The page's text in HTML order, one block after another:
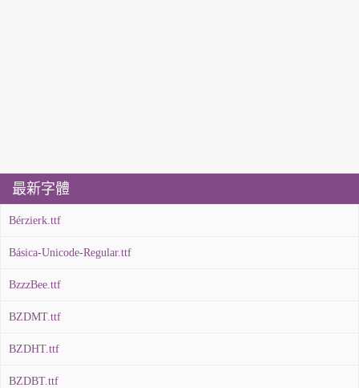
最新字體
Bérzierk.ttf
Básica-Unicode-Regular.ttf
BzzzBee.ttf
BZDMT.ttf
BZDHT.ttf
BZDBT.ttf